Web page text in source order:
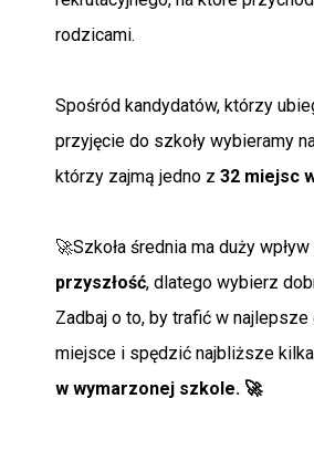
rodzicami.
Spośród kandydatów, którzy
przyjęcie do szkoły wybieramy
którzy zajmą jedno z 32 miejsc
🚀Szkoła średnia ma duży wpływ
przyszłość, dlatego wybierz
Zadbaj o to, by trafić w najlepsze
miejsce i spędzić najbliższe
w wymarzonej szkole. 🚀